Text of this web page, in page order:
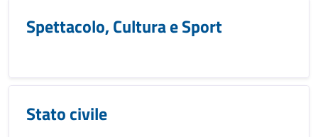
Spettacolo, Cultura e Sport
Stato civile